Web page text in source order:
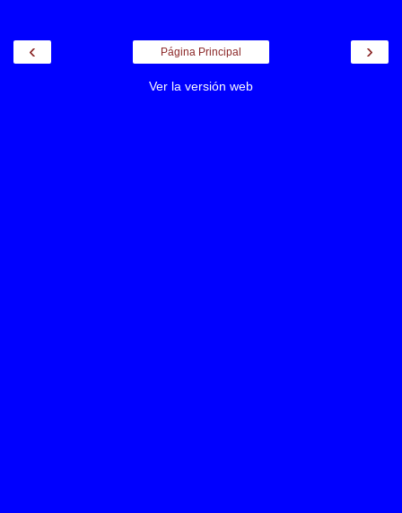
‹ ›
Página Principal
Ver la versión web